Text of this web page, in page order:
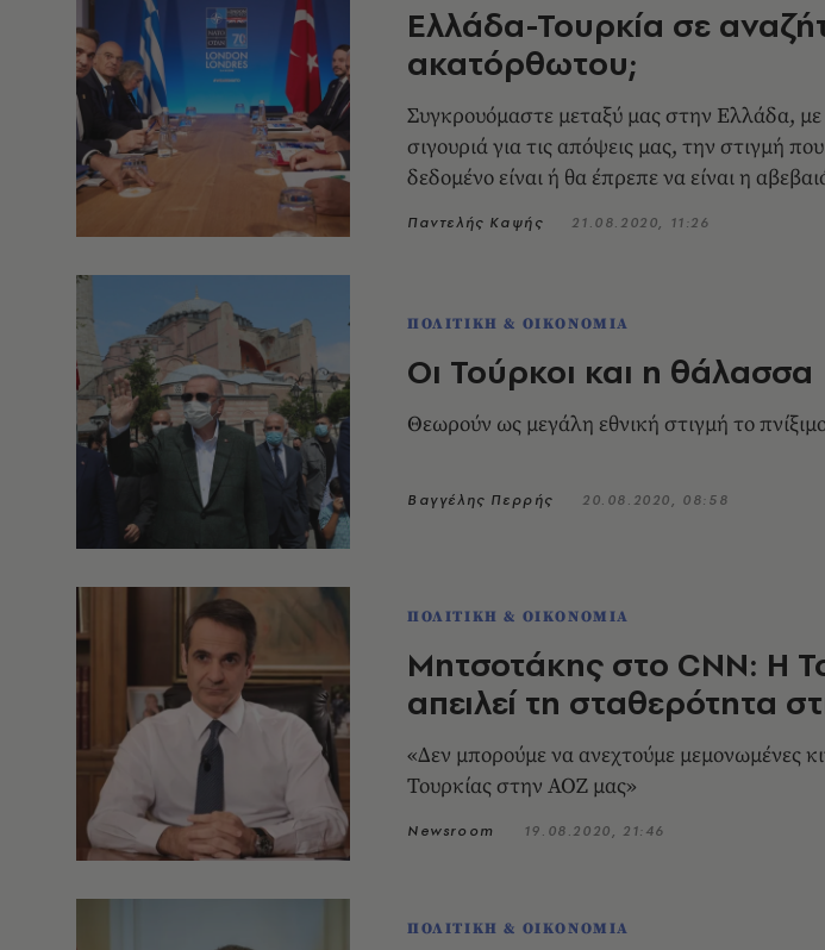
Ελλάδα-Τουρκία σε
ακατόρθωτου;
Συγκρουόμαστε μεταξύ μας στην Ελλάδα, με
σιγουριά για τις απόψεις μας, την στιγμή
δεδομένο είναι ή θα έπρεπε να είναι η
Παντελής Καψής 21.08.2020, 11:26
ΠΟΛΙΤΙΚΗ & ΟΙΚΟΝΟΜΙΑ
Οι Τούρκοι και η θάλασσα
Θεωρούν ως μεγάλη εθνική στιγμή το
Βαγγέλης Περρής 20.08.2020, 08:58
ΠΟΛΙΤΙΚΗ & ΟΙΚΟΝΟΜΙΑ
Μητσοτάκης στο CNN: Η
απειλεί τη σταθερότητα
«Δεν μπορούμε να ανεχτούμε μεμονωμένες κινήσεις της
Τουρκίας στην ΑΟΖ μας»
Newsroom 19.08.2020, 21:46
ΠΟΛΙΤΙΚΗ & ΟΙΚΟΝΟΜΙΑ